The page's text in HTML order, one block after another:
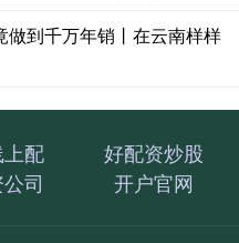
做到千万年销丨在云南样样
配
司
好配资炒股
开户官网